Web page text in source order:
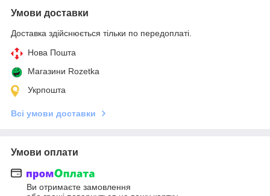
Умови доставки
Доставка здійснюється тільки по передоплаті.
Нова Пошта
Магазини Rozetka
Укрпошта
Всі умови доставки
Умови оплати
Ви отримаєте замовлення